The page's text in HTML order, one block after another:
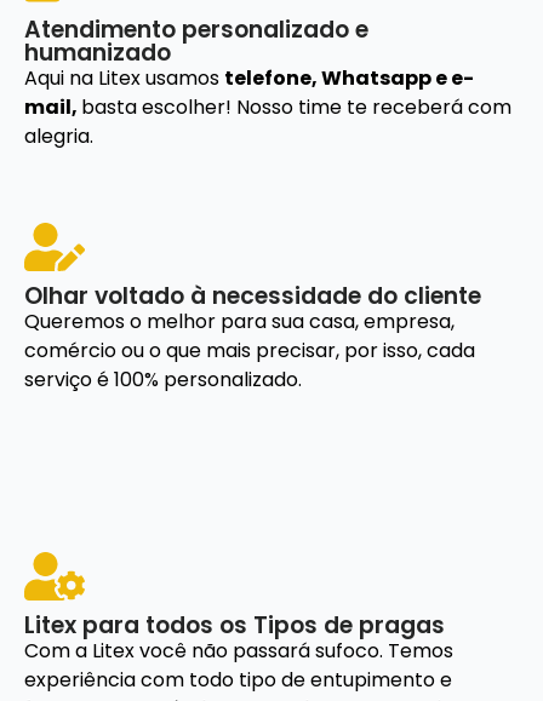
Atendimento personalizado e
humanizado
Aqui na Litex usamos telefone, Whatsapp e e-
mail, basta escolher! Nosso time te receberá com
alegria.
Olhar voltado à necessidade do cliente
Queremos o melhor para sua casa, empresa,
comércio ou o que mais precisar, por isso, cada
serviço é 100% personalizado.
Litex para todos os Tipos de pragas
Com a Litex você não passará sufoco. Temos
experiência com todo tipo de entupimento e